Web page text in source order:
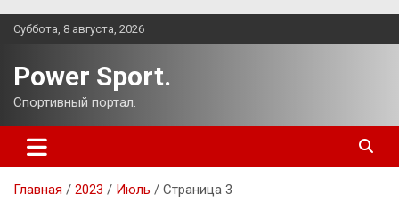
Перейти
Суббота, 8 августа, 2026
Power Sport.
Спортивный портал.
Главная 2023 Июль Страница 3